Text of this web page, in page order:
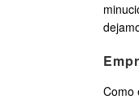
Como